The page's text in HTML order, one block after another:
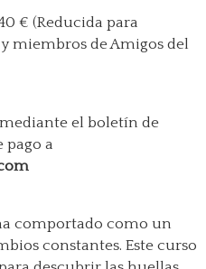
€ (Reducida para
miembros de Amigos del
el boletín de
pago a
comportado como un
constantes. Este curso